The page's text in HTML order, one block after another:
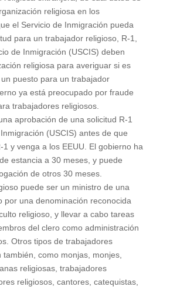
religiosa en los
el Servicio de Inmigración pueda
para un trabajador religioso, R-1,
de Inmigración (USCIS) deben
religiosa para averiguar si es
puesto para un trabajador
ya está preocupado por fraude
trabajadores religiosos.
aprobación de una solicitud R-1
(USCIS) antes de que
1 y venga a los EEUU. El gobierno ha
estancia a 30 meses, y puede
de otros 30 meses.
puede ser un ministro de una
por una denominación reconocida
religioso, y llevar a cabo tareas
del clero como administración
Otros tipos de trabajadores
también, como monjas, monjes,
religiosas, trabajadores
religiosos, cantores, catequistas,